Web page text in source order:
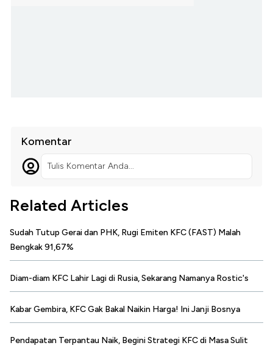
Komentar
Tulis Komentar Anda...
Related Articles
Sudah Tutup Gerai dan PHK, Rugi Emiten KFC (FAST) Malah
Bengkak 91,67%
Diam-diam KFC Lahir Lagi di Rusia, Sekarang Namanya Rostic's
Kabar Gembira, KFC Gak Bakal Naikin Harga! Ini Janji Bosnya
Pendapatan Terpantau Naik, Begini Strategi KFC di Masa Sulit